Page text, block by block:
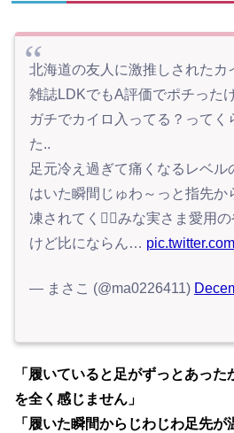
北海道の友人に激推しされたカ
雑誌LDKでもA評価でポチった
ガチでカイロ入ってる？ってく
た..
足元冷え過ぎて痛くなるレベル
はいた瞬間じゅわ～っと指先か
凍されてく😮‍💨みな実さま愛用
けど比にならん…
— まさこ (@ma0226411)
「履いていると足がずっとあっ
を全く感じません」
「履いた瞬間からじわじわ足先